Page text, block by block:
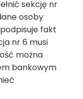
sekcję nr
osoby
fakt
nr 6 musi
można
bankowym